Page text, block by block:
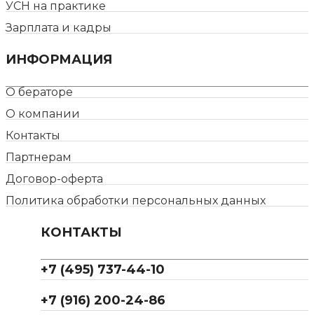
УСН на практике
Зарплата и кадры
ИНФОРМАЦИЯ
О бераторе
О компании
Контакты
Партнерам
Договор-оферта
Политика обработки персональных данных
КОНТАКТЫ
+7 (495) 737-44-10
+7 (916) 200-24-86